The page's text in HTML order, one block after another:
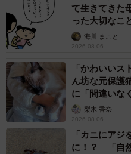
て生きてきた
った大切なこ
海川 まこと
2026.08.06
「かわいいス
ん坊な元保護
に「間違いな
梨木 香奈
2026.08.06
「カニにアジ
に！？ 「自